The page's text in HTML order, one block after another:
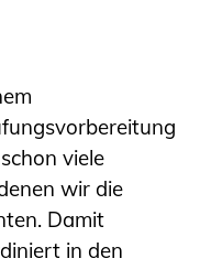
viele
wir die
Damit
in den